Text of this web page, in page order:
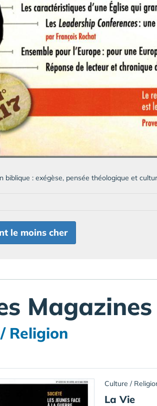
biblique : exégèse, pensée théologique et
le moins cher
Magazines
Religion
Culture /
La Vie